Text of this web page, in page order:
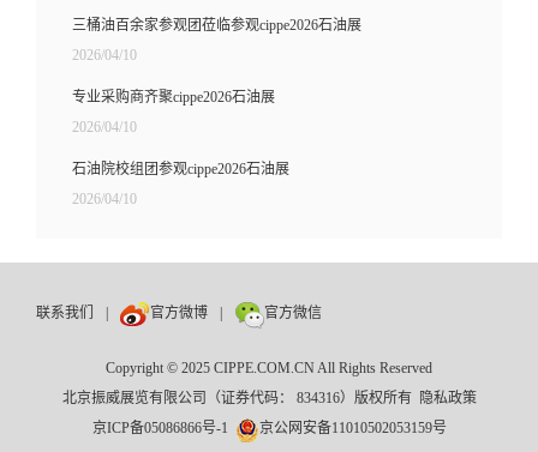
三桶油百余家参观团莅临参观cippe2026石油展
2026/04/10
专业采购商齐聚cippe2026石油展
2026/04/10
石油院校组团参观cippe2026石油展
2026/04/10
联系我们 官方微博 官方微信
Copyright © 2025 CIPPE.COM.CN All Rights Reserved
北京振威展览有限公司（证券代码： 834316）版权所有 隐私政策
京ICP备05086866号-1
京公网安备11010502053159号